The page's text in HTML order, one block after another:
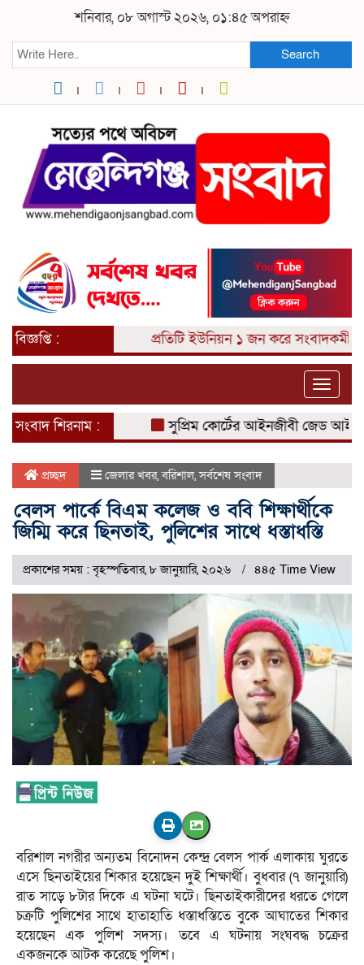
শনিবার, ০৮ অগাস্ট ২০২৬, ০১:৪৫ অপরাহ্ন
Search
বিজ্ঞপ্তি : প্রতিটি ইউনিয়ন ১ জন করে সংবাদকর্মী
Toggle
সংবাদ শিরনাম :
সুপ্রিম কোর্টের আইনজীবী জেড আই খান
প্রচ্ছদ জেলার খবর,বরিশাল,সর্বশেষ সংবাদ
বেলস পার্কে বিএম কলেজ ও ববি শিক্ষার্থীকে
জিম্মি করে ছিনতাই, পুলিশের সাথে ধস্তাধস্তি
প্রকাশের সময় : বৃহস্পতিবার, ৮ জানুয়ারি, ২০২৬ ৪৪৫ Time View
বরিশাল নগরীর অন্যতম বিনোদন কেন্দ্র বেলস পার্ক এলাকায় ঘুরতে
এসে ছিনতাইয়ের শিকার হয়েছেন দুই শিক্ষার্থী। বুধবার (৭ জানুয়ারি)
রাত সাড়ে ৮টার দিকে এ ঘটনা ঘটে। ছিনতাইকারীদের ধরতে গেলে
চক্রটি পুলিশের সাথে হাতাহাতি ধস্তাধস্তিতে বুকে আঘাতের শিকার
হয়েছেন এক পুলিশ সদস্য। তবে এ ঘটনায় সংঘবদ্ধ চক্রের
একজনকে আটক করেছে পুলিশ।